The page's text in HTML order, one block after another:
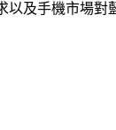
及手機市場